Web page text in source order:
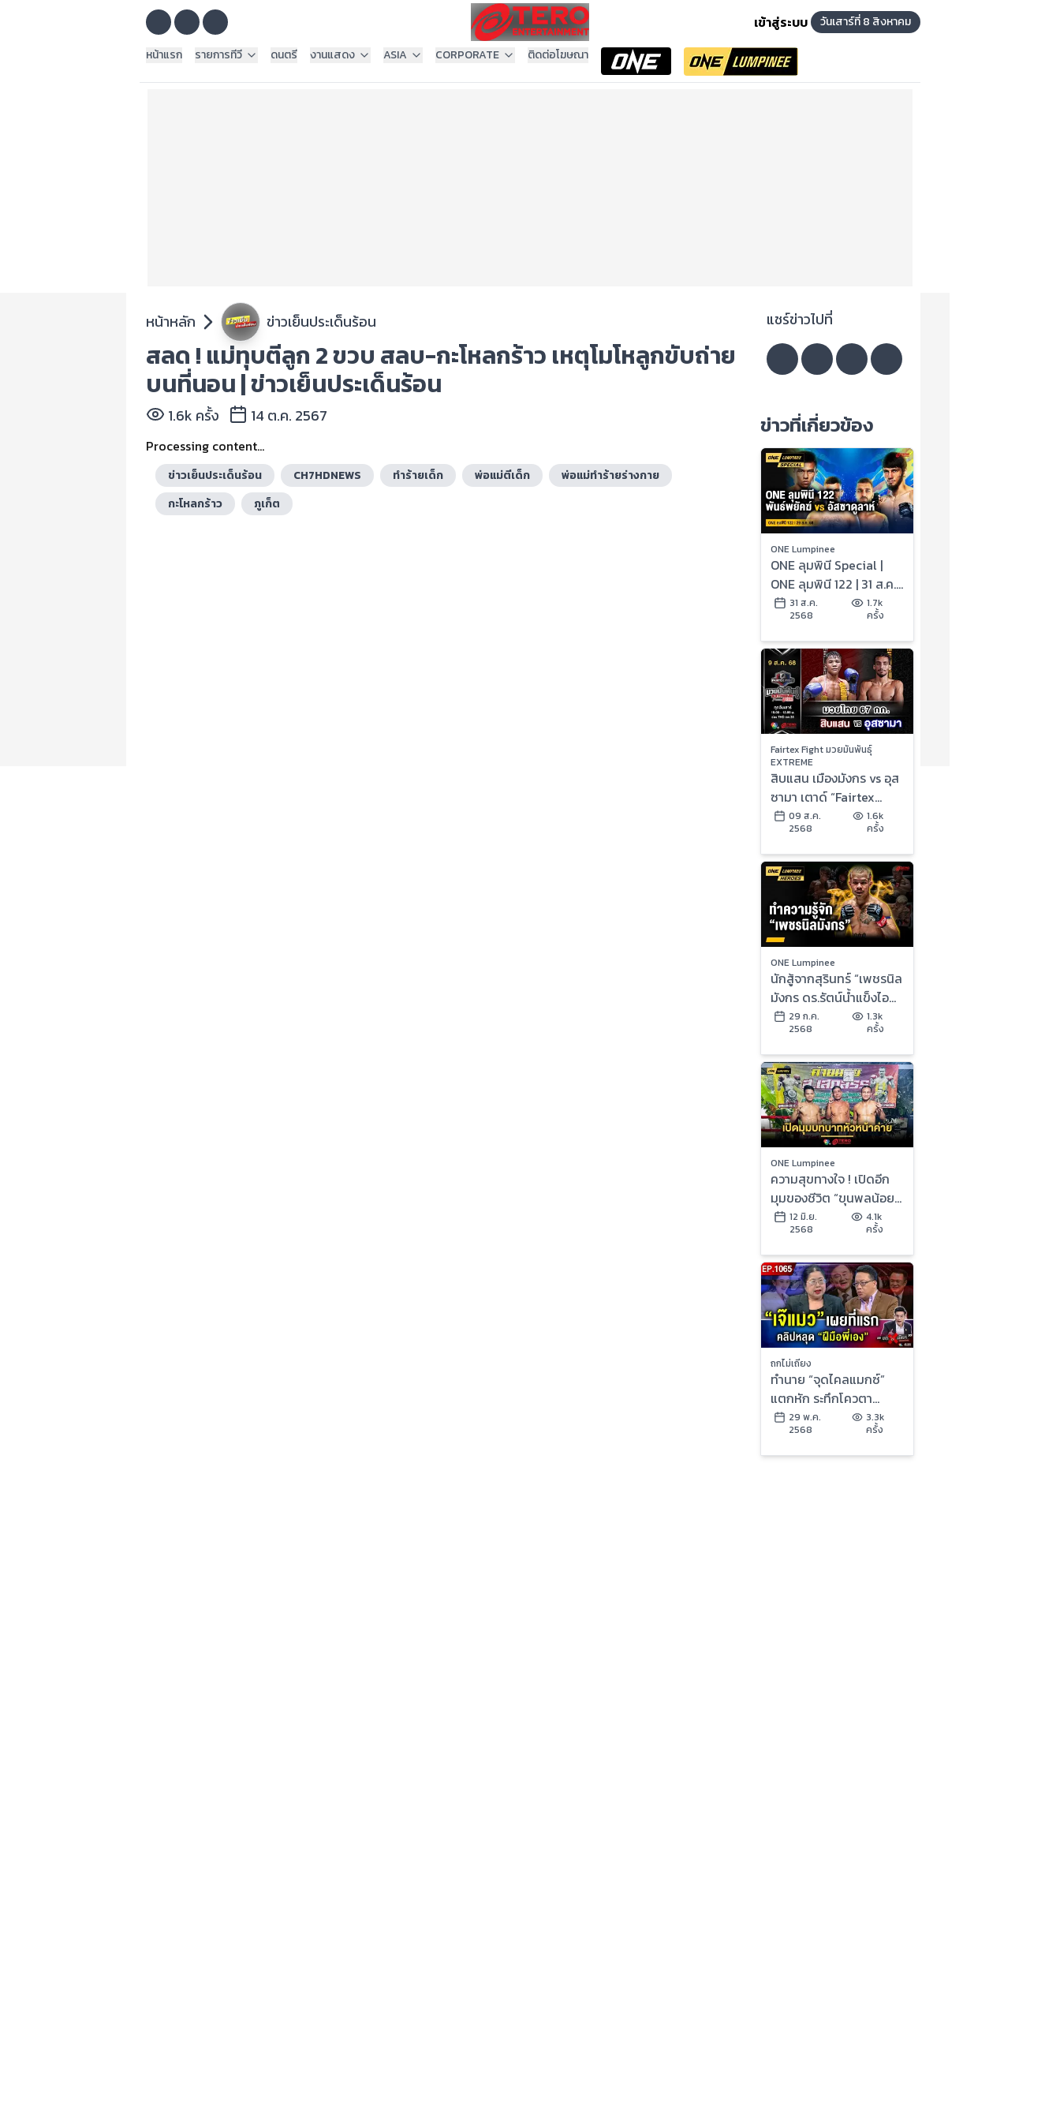
เข้าสู่ระบบ
วันเสาร์ที่ 8 สิงหาคม
หน้าแรก
รายการทีวี ดนตรี งานแสดง ASIA CORPORATE ติดต่อโฆษณา
หน้าหลัก ข่าวเย็นประเด็นร้อน
สลด ! แม่ทุบตีลูก 2 ขวบ สลบ-กะโหลกร้าว เหตุโมโหลูกขับถ่าย
บนที่นอน | ข่าวเย็นประเด็นร้อน
1.6k ครั้ง 14 ต.ค. 2567
Processing content...
ข่าวเย็นประเด็นร้อน CH7HDNEWS ทำร้ายเด็ก พ่อแม่ตีเด็ก
พ่อแม่ทำร้ายร่างกาย
กะโหลกร้าว
ภูเก็ต
แชร์ข่าวไปที่
ข่าวที่เกี่ยวข้อง
ONE Lumpinee
ONE ลุมพินี Special |
ONE ลุมพินี 122 | 31 ส.ค.
2568 | Ch7HD
31 ส.ค.
2568
1.7k
ครั้ง
Fairtex Fight มวยมันพันธุ์
EXTREME
สิบแสน เมืองมังกร vs อุส
ซามา เตาด์ “Fairtex
Fight มวยมันพันธุ์
EXTREME” (9 ส.ค.68)
09 ส.ค.
2568
1.6k
ครั้ง
ONE Lumpinee
นักสู้จากสุรินทร์ “เพชรนิล
มังกร ดร.รัตน์น้ำแข็งไอซ์
แลนด์” | ONE ลุมพินี
Heroes | 29 ก.ค. 68 |
Ch7HD
29 ก.ค.
2568
1.3k
ครั้ง
ONE Lumpinee
ความสุขทางใจ ! เปิดอีก
มุมของชีวิต “ขุนพลน้อย”
กับบทบาทหัวหน้าค่าย
ส.เสกสรร
12 มิ.ย.
2568
4.1k
ครั้ง
ถกไม่เถียง
ทำนาย “จุดไคลแมกซ์”
แตกหัก ระทึกโควตา
“ครม.” ส่อ “อัปเปหิ” พ้น
รัฐบาล ?
29 พ.ค.
2568
3.3k
ครั้ง